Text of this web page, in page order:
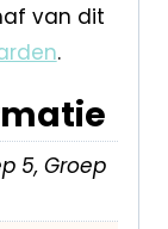
van dit
.
5, Groep